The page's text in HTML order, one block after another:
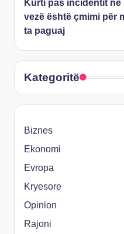
Kurti pas incidentit
vezë është çmimi për
ta paguaj
Kategoritë
Biznes
Ekonomi
Evropa
Kryesore
Opinion
Rajoni